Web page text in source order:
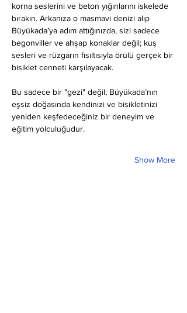
korna seslerini ve beton yığınlarını iskelede
bırakın. Arkanıza o masmavi denizi alıp
Büyükada’ya adım attığınızda, sizi sadece
begonviller ve ahşap konaklar değil; kuş
sesleri ve rüzgarın fısıltısıyla örülü gerçek bir
bisiklet cenneti karşılayacak.
Bu sadece bir "gezi" değil; Büyükada’nın
eşsiz doğasında kendinizi ve bisikletinizi
yeniden keşfedeceğiniz bir deneyim ve
eğitim yolculuğudur.
Show More